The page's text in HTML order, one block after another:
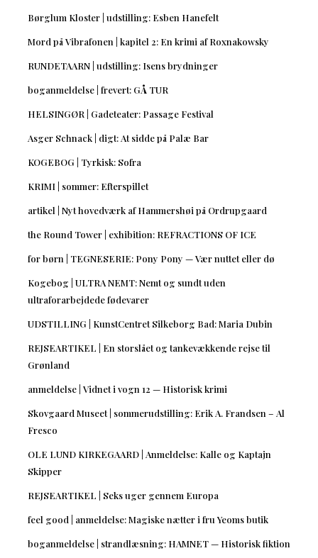
Børglum Kloster | udstilling: Esben Hanefelt
Mord på Vibrafonen | kapitel 2: En krimi af Roxnakowsky
RUNDETAARN | udstilling: Isens brydninger
boganmeldelse | frevert: GÅ TUR
HELSINGØR | Gadeteater: Passage Festival
Asger Schnack | digt: At sidde på Palæ Bar
KOGEBOG | Tyrkisk: Sofra
KRIMI | sommer: Efterspillet
artikel | Nyt hovedværk af Hammershøi på Ordrupgaard
the Round Tower | exhibition: REFRACTIONS OF ICE
for børn | TEGNESERIE: Pony Pony — Vær nuttet eller dø
Kogebog | ULTRA NEMT: Nemt og sundt uden
ultraforarbejdede fødevarer
UDSTILLING | KunstCentret Silkeborg Bad: Maria Dubin
REJSEARTIKEL | En storslået og tankevækkende rejse til
Grønland
anmeldelse | Vidnet i vogn 12 — Historisk krimi
Skovgaard Museet | sommerudstilling: Erik A. Frandsen – Al
Fresco
OLE LUND KIRKEGAARD | Anmeldelse: Kalle og Kaptajn
Skipper
REJSEARTIKEL | Seks uger gennem Europa
feel good | anmeldelse: Magiske nætter i fru Yeoms butik
boganmeldelse | strandlæsning: HAMNET — Historisk fiktion